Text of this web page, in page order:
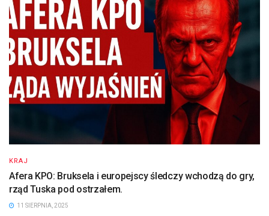
KRAJ
Afera KPO: Bruksela i europejscy śledczy wchodzą do gry,
rząd Tuska pod ostrzałem.
11 SIERPNIA, 2025